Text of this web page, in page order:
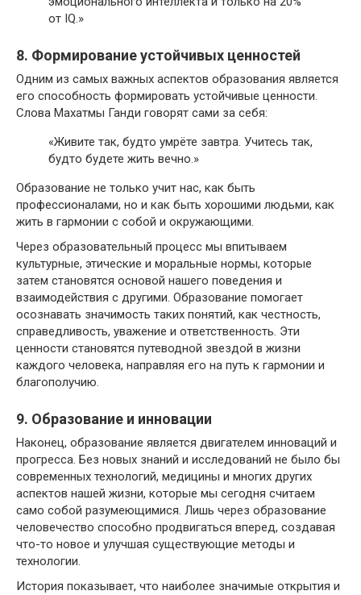
от IQ.»
8. Формирование устойчивых ценностей
Одним из самых важных аспектов образования является
его способность формировать устойчивые ценности.
Слова Махатмы Ганди говорят сами за себя:
«Живите так, будто умрёте завтра. Учитесь так,
будто будете жить вечно.»
Образование не только учит нас, как быть
профессионалами, но и как быть хорошими людьми, как
жить в гармонии с собой и окружающими.
Через образовательный процесс мы впитываем
культурные, этические и моральные нормы, которые
затем становятся основой нашего поведения и
взаимодействия с другими. Образование помогает
осознавать значимость таких понятий, как честность,
справедливость, уважение и ответственность. Эти
ценности становятся путеводной звездой в жизни
каждого человека, направляя его на путь к гармонии и
благополучию.
9. Образование и инновации
Наконец, образование является двигателем инноваций и
прогресса. Без новых знаний и исследований не было бы
современных технологий, медицины и многих других
аспектов нашей жизни, которые мы сегодня считаем
само собой разумеющимися. Лишь через образование
человечество способно продвигаться вперед, создавая
что-то новое и улучшая существующие методы и
технологии.
История показывает, что наиболее значимые открытия и